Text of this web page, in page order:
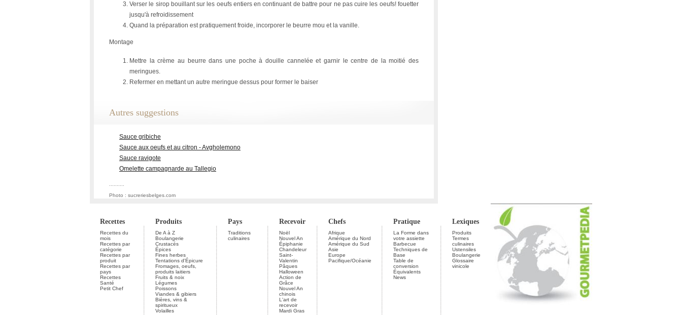
Verser le sirop bouillant sur les oeufs entiers en continuant de battre pour ne pas cuire les oeufs! fouetter
jusqu'à refroidissement
Quand la préparation est pratiquement froide, incorporer le beurre mou et la vanille.
Montage
Mettre la crème au beurre dans une poche à douille cannelée et garnir le centre de la moitié des
meringues.
Refermer en mettant un autre meringue dessus pour former le baiser
Autres suggestions
Sauce gribiche
Sauce aux oeufs et au citron - Avgholemono
Sauce ravigote
Omelette campagnarde au Tallegio
Photo : sucreriesbelges.com
Recettes Produits Pays Recevoir Chefs Pratique Lexiques
Recettes du
mois
Recettes par
catégorie
Recettes par
produit
Recettes par
pays
Recettes
Santé
Petit Chef
De A à Z
Boulangerie
Crustacés
Épices
Fines herbes
Tentations d'Épicure
Fromages, oeufs,
produits laitiers
Fruits & noix
Légumes
Poissons
Viandes & gibiers
Bières, vins &
spiritueux
Volailles
Traditions
culinaires
Noël
Nouvel An
Épiphanie
Chandeleur
Saint-
Valentin
Pâques
Halloween
Action de
Grâce
Nouvel An
chinois
L'art de
recevoir
Mardi Gras
Afrique
Amérique du Nord
Amérique du Sud
Asie
Europe
Pacifique/Océanie
La Forme dans
votre assiette
Barbecue
Techniques de
Base
Table de
conversion
Équivalents
News
Produits
Termes
culinaires
Ustensiles
Boulangerie
Glossaire
vinicole